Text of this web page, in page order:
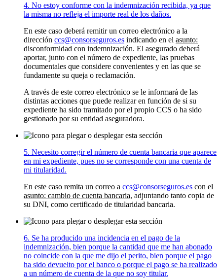
4. No estoy conforme con la indemnización recibida, ya que
la misma no refleja el importe real de los daños.
En este caso deberá remitir un correo electrónico a la
dirección ccs@consorseguros.es indicando en el asunto:
disconformidad con indemnización. El asegurado deberá
aportar, junto con el número de expediente, las pruebas
documentales que considere convenientes y en las que se
fundamente su queja o reclamación.
A través de este correo electrónico se le informará de las
distintas acciones que puede realizar en función de si su
expediente ha sido tramitado por el propio CCS o ha sido
gestionado por su entidad aseguradora.
5. Necesito corregir el número de cuenta bancaria que aparece
en mi expediente, pues no se corresponde con una cuenta de
mi titularidad.
En este caso remita un correo a ccs@consorseguros.es con el
asunto: cambio de cuenta bancaria, adjuntando tanto copia de
su DNI, como certificado de titularidad bancaria.
6. Se ha producido una incidencia en el pago de la
indemnización, bien porque la cantidad que me han abonado
no coincide con la que me dijo el perito, bien porque el pago
ha sido devuelto por el banco o porque el pago se ha realizado
a un número de cuenta de la que no soy titular.